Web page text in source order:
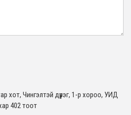
хот, Чингэлтэй дүүрэг, 1-р хороо, УИД
402 тоот